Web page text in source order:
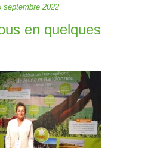
septembre 2022
en quelques